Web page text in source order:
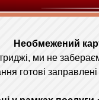
Необмежений
ми не
готові